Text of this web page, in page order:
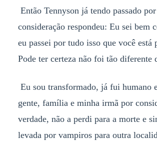
Então Tennyson já tendo passado
consideração respondeu: Eu sei bem
eu passei por tudo isso que você está
Pode ter certeza não foi tão diferente
Eu sou transformado, já fui humano
gente, família e minha irmã por
verdade, não a perdi para a morte e
levada por vampiros para outra